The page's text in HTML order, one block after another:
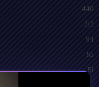
440
212
94
55
51